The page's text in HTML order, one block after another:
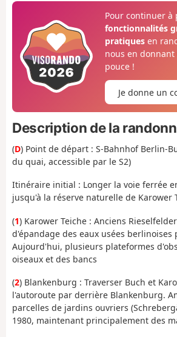
Pour continuer à
fonctionnalités
pratiquesen
nous en
pouce !
Je donne un
Description de la
(D) Point de départ : S-Bahnhof Berlin-
du quai, accessible par le S2)
Itinéraire initial : Longer la voie ferrée
jusqu'à la réserve naturelle de Karower
(1) Karower Teiche : Anciens Rieselfelder
d'épandage des eaux usées berlinoises
Aujourd'hui, plusieurs plateformes
oiseaux et des bancs
(2) Blankenburg : Traverser Buch et
l'autoroute par derrière Blankenburg.
parcelles de jardins ouvriers
1980, maintenant principalement des